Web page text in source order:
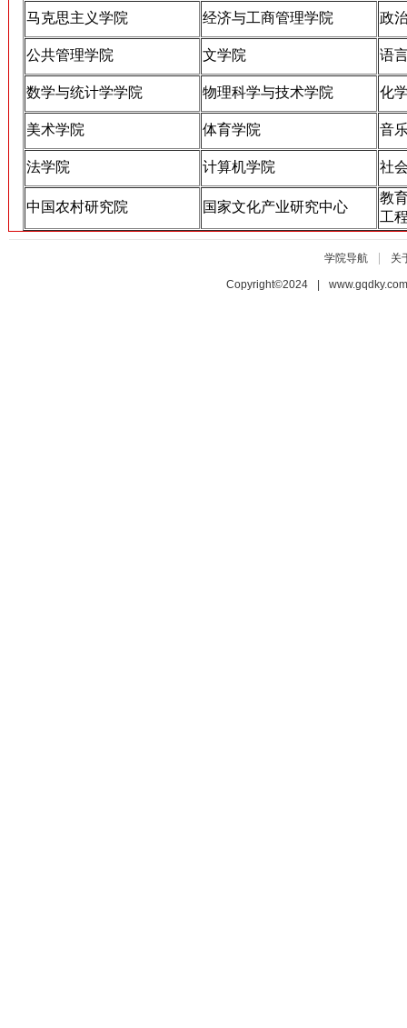
马克思主义学院 经济与工商管理学院 政
公共管理学院 文学院 语
数学与统计学学院 物理科学与技术学院 化
美术学院 体育学院 音
法学院 计算机学院 社
中国农村研究院 国家文化产业研究中心
教
工
学院导航| 关
Copyright©2024 |